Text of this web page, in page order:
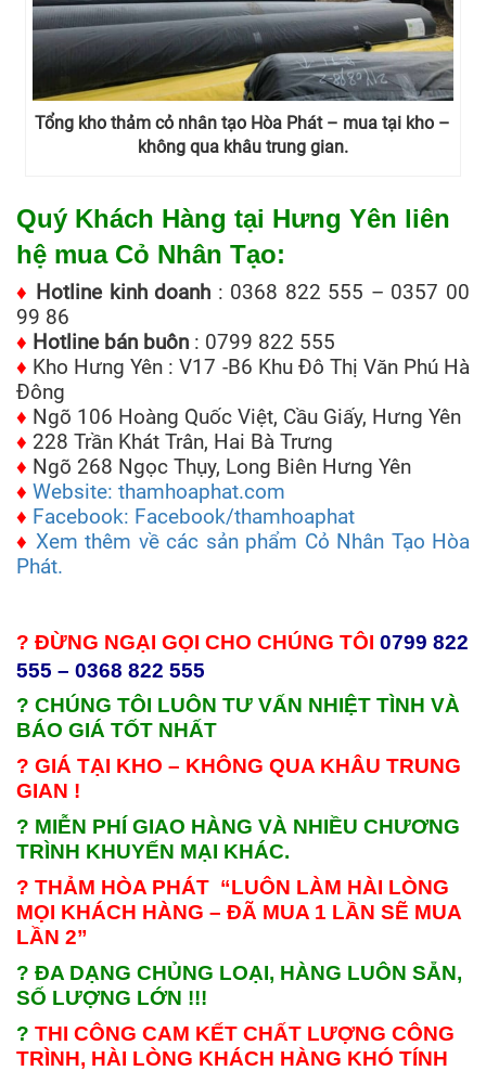
Tổng kho thảm cỏ nhân tạo Hòa Phát – mua tại kho –
không qua khâu trung gian.
Quý Khách Hàng tại Hưng Yên liên
hệ mua Cỏ Nhân Tạo:
♦ Hotline kinh doanh : 0368 822 555 – 0357 00
99 86
♦ Hotline bán buôn : 0799 822 555
♦ Kho Hưng Yên : V17 -B6 Khu Đô Thị Văn Phú Hà
Đông
♦ Ngõ 106 Hoàng Quốc Việt, Cầu Giấy, Hưng Yên
♦ 228 Trần Khát Trân, Hai Bà Trưng
♦ Ngõ 268 Ngọc Thụy, Long Biên Hưng Yên
♦ Website: thamhoaphat.com
♦ Facebook: Facebook/thamhoaphat
♦ Xem thêm về các sản phẩm Cỏ Nhân Tạo Hòa
Phát.
? ĐỪNG NGẠI GỌI CHO CHÚNG TÔI 0799 822
555 – 0368 822 555
? CHÚNG TÔI LUÔN TƯ VẤN NHIỆT TÌNH VÀ
BÁO GIÁ TỐT NHẤT
? GIÁ TẠI KHO – KHÔNG QUA KHÂU TRUNG
GIAN !
? MIỄN PHÍ GIAO HÀNG VÀ NHIỀU CHƯƠNG
TRÌNH KHUYẾN MẠI KHÁC.
? THẢM HÒA PHÁT “LUÔN LÀM HÀI LÒNG
MỌI KHÁCH HÀNG – ĐÃ MUA 1 LẦN SẼ MUA
LẦN 2”
? ĐA DẠNG CHỦNG LOẠI, HÀNG LUÔN SẴN,
SỐ LƯỢNG LỚN !!!
? THI CÔNG CAM KẾT CHẤT LƯỢNG CÔNG
TRÌNH, HÀI LÒNG KHÁCH HÀNG KHÓ TÍNH